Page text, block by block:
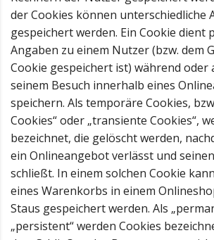
der Cookies können unterschiedliche
gespeichert werden. Ein Cookie dient
Angaben zu einem Nutzer (bzw. dem
Cookie gespeichert ist) während oder
seinem Besuch innerhalb eines
speichern. Als temporäre Cookies,
Cookies“ oder „transiente Cookies“,
bezeichnet, die gelöscht werden,
ein Onlineangebot verlässt und
schließt. In einem solchen Cookie
eines Warenkorbs in einem
Staus gespeichert werden. Als
„persistent“ werden Cookies